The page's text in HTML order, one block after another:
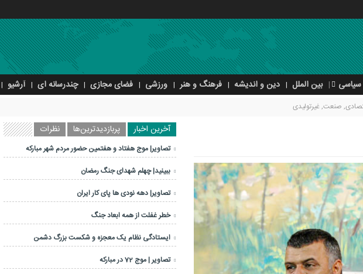
سیاسی بین الملل دین و اندیشه فرهنگ و هنر ورزشی فضای مجازی چندرسانه ای آرشیو
, صنعت,غیرتولیدی
آخرین اخبار پربازدیدترین‌ها نظرات
تصاویر| موج هفتاد و هفتمین حضور مردم شهر مبارکه
ببینید| چهلم شهدای جنگ رمضان
تصاویر| دهه نودی ها پای کار ایران
خطر غفلت از همه ابعاد جنگ
ایستادگی نظام یک معجزه و شکست بزرگ دشمن
تصاویر | موج 72 در مبارکه